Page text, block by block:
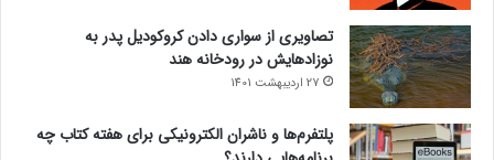
تصاویری از سواری دادن کروکودیل پدر به
نوزادهایش در رودخانه هند
27 اردیبهشت 1401
پلتفرم‌ها و ناشران الکترونیکی برای هفته کتاب چه